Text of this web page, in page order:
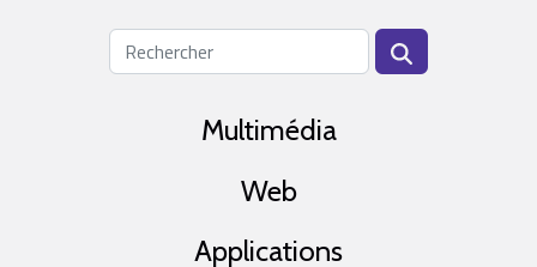
Multimédia
Web
Applications